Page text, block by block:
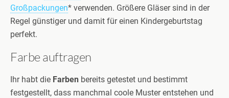
Großpackungen* verwenden. Größere Gläser sind in der
Regel günstiger und damit für einen Kindergeburtstag
perfekt.
Farbe auftragen
Ihr habt die Farben bereits getestet und bestimmt
festgestellt, dass manchmal coole Muster entstehen und